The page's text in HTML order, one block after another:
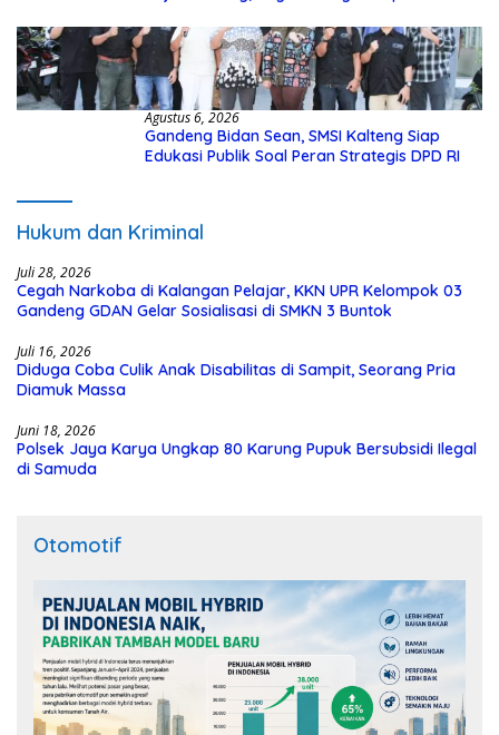
Agustus 6, 2026
Gandeng Bidan Sean, SMSI Kalteng Siap
Edukasi Publik Soal Peran Strategis DPD RI
Hukum dan Kriminal
Juli 28, 2026
Cegah Narkoba di Kalangan Pelajar, KKN UPR Kelompok 03
Gandeng GDAN Gelar Sosialisasi di SMKN 3 Buntok
Juli 16, 2026
Diduga Coba Culik Anak Disabilitas di Sampit, Seorang Pria
Diamuk Massa
Juni 18, 2026
Polsek Jaya Karya Ungkap 80 Karung Pupuk Bersubsidi Ilegal
di Samuda
Otomotif